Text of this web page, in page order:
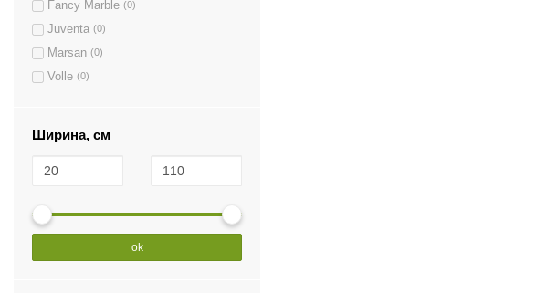
Fancy Marble (0)
Juventa (0)
Marsan (0)
Volle (0)
Ширина, см
ok